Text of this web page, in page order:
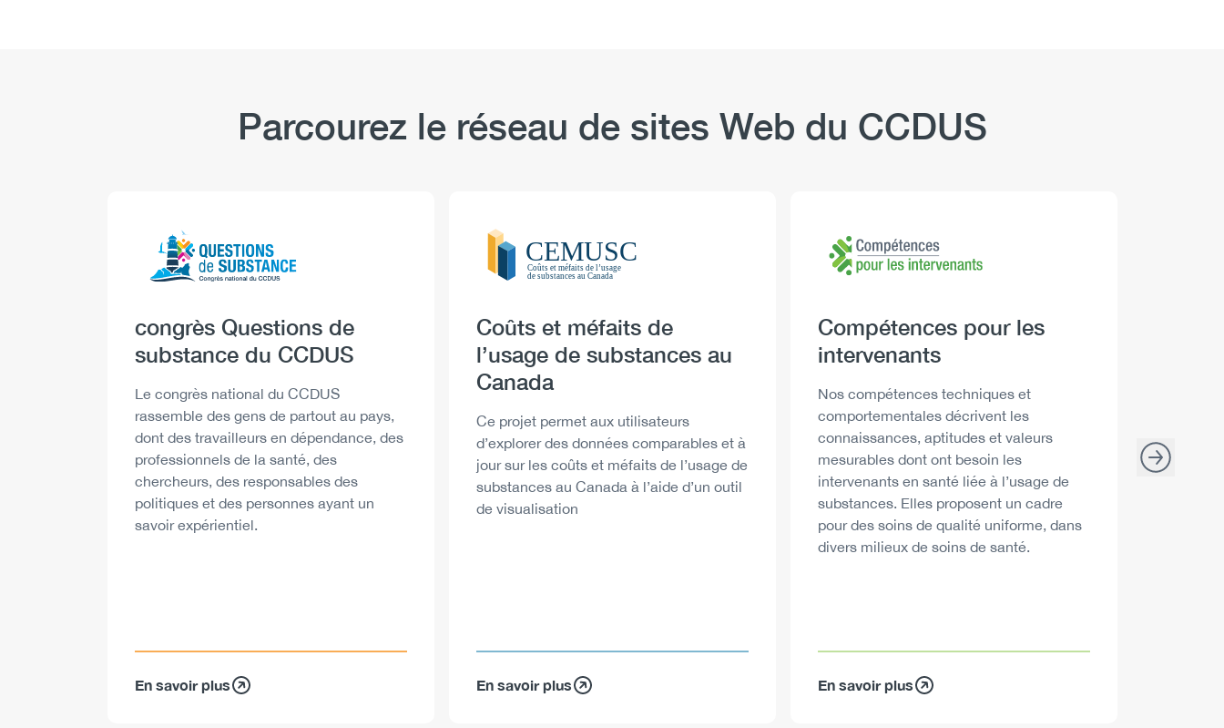
Parcourez le réseau de sites Web du CCDUS
Heading
congrès Questions de
substance du CCDUS
Description
Le congrès national du CCDUS
rassemble des gens de partout au pays,
dont des travailleurs en dépendance, des
professionnels de la santé, des
chercheurs, des responsables des
politiques et des personnes ayant un
savoir expérientiel.
En savoir plus
Logo
Image
Heading
Coûts et méfaits de
l’usage de substances au
Canada
Description
Ce projet permet aux utilisateurs
d’explorer des données comparables et à
jour sur les coûts et méfaits de l’usage de
substances au Canada à l’aide d’un outil
de visualisation
En savoir plus
Heading
Compétences pour les
intervenants
Description
Nos compétences techniques et
comportementales décrivent les
connaissances, aptitudes et valeurs
mesurables dont ont besoin les
intervenants en santé liée à l’usage de
substances. Elles proposent un cadre
pour des soins de qualité uniforme, dans
divers milieux de soins de santé.
En savoir plus